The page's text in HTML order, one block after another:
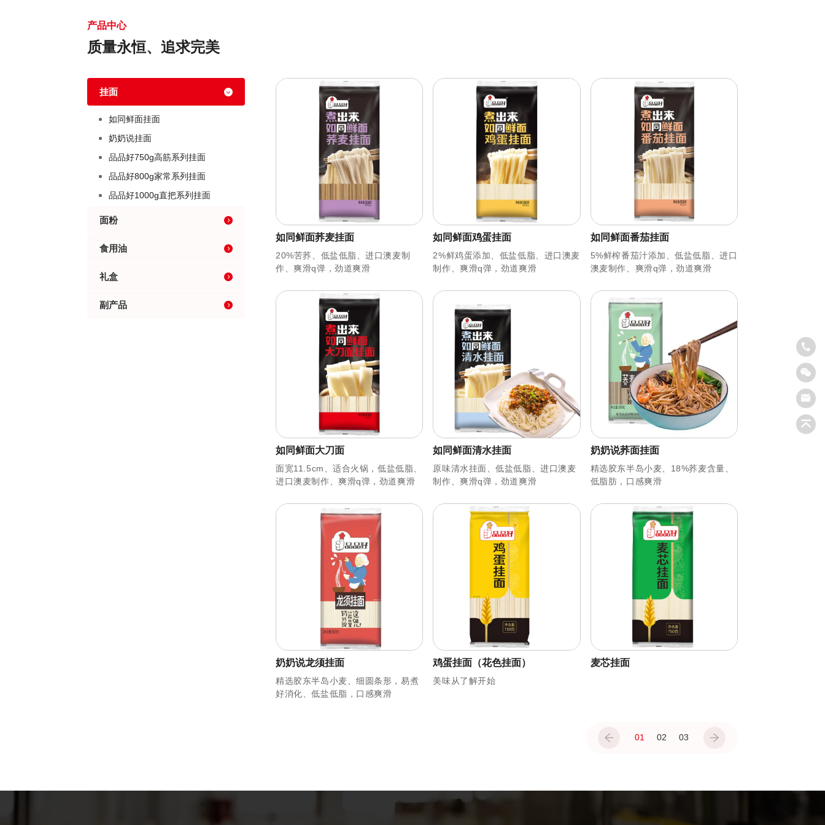
产品中心
质量永恒、追求完美
挂面
如同鲜面挂面
奶奶说挂面
品品好750g高筋系列挂面
品品好800g家常系列挂面
品品好1000g直把系列挂面
面粉
食用油
礼盒
副产品
如同鲜面荞麦挂面
20%苦荞、低盐低脂、进口澳麦制
作、爽滑q弹，劲道爽滑
如同鲜面鸡蛋挂面
2%鲜鸡蛋添加、低盐低脂、进口澳麦
制作、爽滑q弹，劲道爽滑
如同鲜面番茄挂面
5%鲜榨番茄汁添加、低盐低脂、进口
澳麦制作、爽滑q弹，劲道爽滑
如同鲜面大刀面
面宽11.5cm、适合火锅，低盐低脂、
进口澳麦制作、爽滑q弹，劲道爽滑
如同鲜面清水挂面
原味清水挂面、低盐低脂、进口澳麦
制作、爽滑q弹，劲道爽滑
奶奶说荞面挂面
精选胶东半岛小麦、18%荞麦含量、
低脂肪，口感爽滑
奶奶说龙须挂面
精选胶东半岛小麦、细圆条形，易煮
好消化、低盐低脂，口感爽滑
鸡蛋挂面（花色挂面）
美味从了解开始
麦芯挂面
01 02 03